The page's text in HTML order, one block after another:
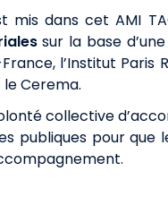
mis dans cet AMI
sur la base
l’Institut Paris
le Cerema.
collective
publiques pour que